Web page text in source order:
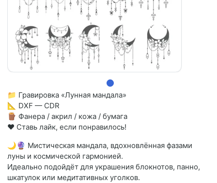
📁 Гравировка «Лунная мандала»
📐 DXF — CDR
🪵 Фанера / акрил / кожа / бумага
❤️ Ставь лайк, если понравилось!
🌙🔮 Мистическая мандала, вдохновлённая фазами
луны и космической гармонией.
Идеально подойдёт для украшения блокнотов, панно,
шкатулок или медитативных уголков.